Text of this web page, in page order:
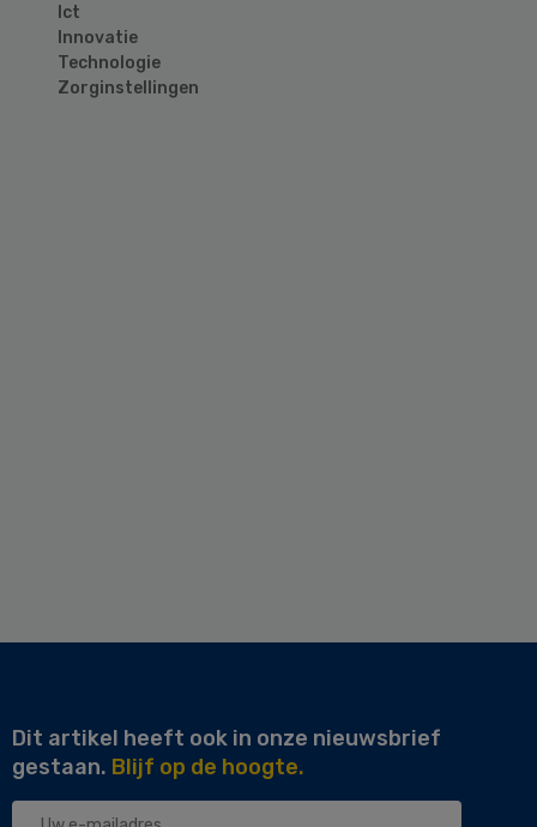
Ict
Innovatie
Technologie
Zorginstellingen
Dit artikel heeft ook in onze nieuwsbrief
gestaan. Blijf op de hoogte.
Uw